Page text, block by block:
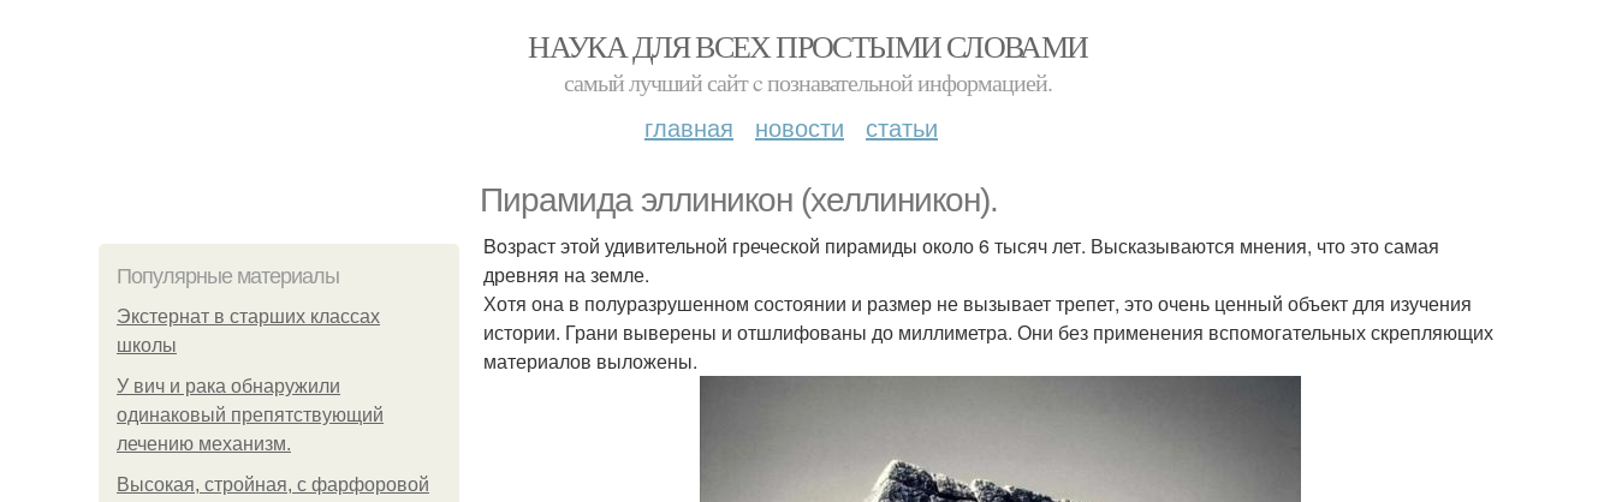
НАУКА ДЛЯ ВСЕХ ПРОСТЫМИ СЛОВАМИ
самый лучший сайт c познавательной информацией.
главная новости статьи
Пирамида эллиникон (хеллиникон).
Популярные материалы
Экстернат в старших классах
школы
У вич и рака обнаружили
одинаковый препятствующий
лечению механизм.
Высокая, стройная, с фарфоровой
Boзраст этой удивительной греческой пирамиды около 6 тысяч лет. Высказываются мнения, что это самая
древняя на земле.
Хотя она в полуразрушенном состоянии и размер не вызывает трепет, это очень ценный объект для изучения
истории. Грани выверены и отшлифованы до миллиметра. Они без применения вспомогательных скрепляющих
материалов выложены.